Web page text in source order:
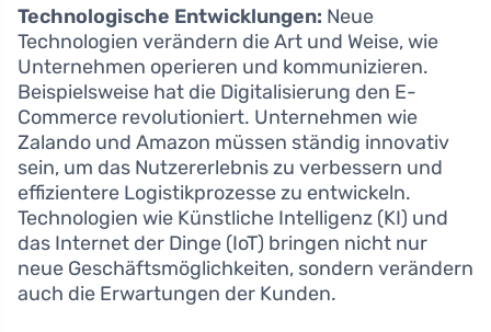
Technologische Entwicklungen: Neue
Technologien verändern die Art und Weise, wie
Unternehmen operieren und kommunizieren.
Beispielsweise hat die Digitalisierung den E-
Commerce revolutioniert. Unternehmen wie
Zalando und Amazon müssen ständig innovativ
sein, um das Nutzererlebnis zu verbessern und
effizientere Logistikprozesse zu entwickeln.
Technologien wie Künstliche Intelligenz (KI) und
das Internet der Dinge (IoT) bringen nicht nur
neue Geschäftsmöglichkeiten, sondern verändern
auch die Erwartungen der Kunden.